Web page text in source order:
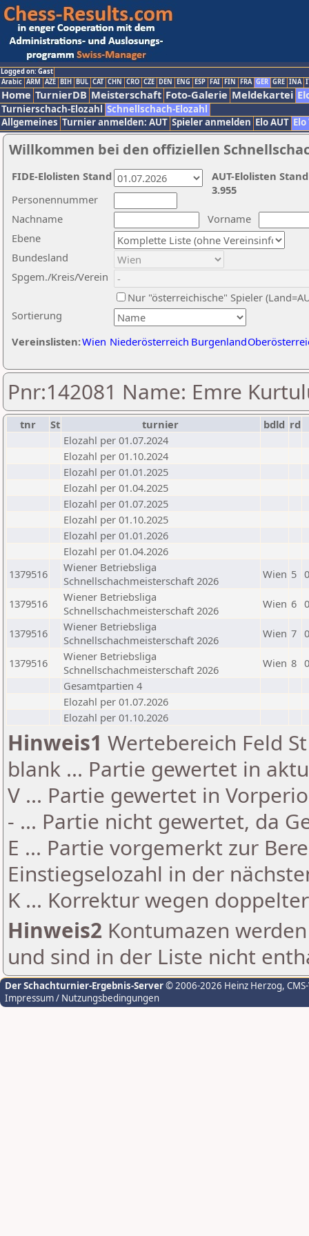
Logged on: Gast
Arabic ARM AZE BIH BUL CAT CHN CRO CZE DEN ENG ESP FAI FIN FRA GER GRE INA
Home TurnierDB Meisterschaft Foto-Galerie Meldekartei
Turnierschach-Elozahl Schnellschach-Elozahl
Allgemeines Turnier anmelden: AUT Spieler anmelden Elo AUT
Willkommen bei den offiziellen
Nachname
Vorname
Ebene
Sortierung
Personennummer
Bundesland
Spgem./Kreis/Verein
Nur "österreichische" Spieler
Vereinslisten:Wien Niederösterreich Burgenland
AUT-Elolisten
3.955
FIDE-Elolisten Stand
Pnr:142081 Name: Emre
tnr St turnier bdld rd
Elozahl per 01.07.2024
Elozahl per 01.10.2024
Elozahl per 01.01.2025
Elozahl per 01.04.2025
Elozahl per 01.07.2025
Elozahl per 01.10.2025
Elozahl per 01.01.2026
Elozahl per 01.04.2026
1379516
Wiener Betriebsliga
Schnellschachmeisterschaft 2026
Wien 5
1379516
Wiener Betriebsliga
Schnellschachmeisterschaft 2026
Wien 6
1379516
Wiener Betriebsliga
Schnellschachmeisterschaft 2026
Wien 7
1379516
Wiener Betriebsliga
Schnellschachmeisterschaft 2026
Wien 8
Gesamtpartien 4
Elozahl per 01.07.2026
Elozahl per 01.10.2026
Hinweis1 Wertebereich Feld
blank ... Partie gewertet in
V ... Partie gewertet in
- ... Partie nicht gewertet, da
E ... Partie vorgemerkt zur
Einstiegselozahl in der
K ... Korrektur wegen
Hinweis2 Kontumazen
und sind in der Liste nicht
Der Schachturnier-Ergebnis-Server© 2006-2026 Heinz Herzog,
Impressum / Nutzungsbedingungen